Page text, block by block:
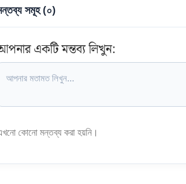
সমূহ (০)
একটি মন্তব্য লিখুন:
কোনো মন্তব্য করা হয়নি।